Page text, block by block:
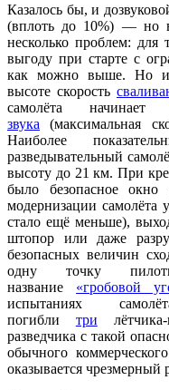
Казалось бы, и
(вплоть до 10%) — но в
несколько проблем: для
выгоду при старте с
как можно выше. Но
высоте скорость
самолёта
звука (максимальная
Наиболее
разведывательный
высоту до 21 км. При
было безопасное
модернизации самолёта
стало ещё меньше),
штопор или даже
безопасных величин
одну точку
название «гробовой
испытаниях
погибли три лётчика-
разведчика с такой
обычного
оказывается чрезмерный